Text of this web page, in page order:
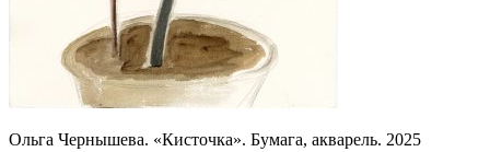
Ольга Чернышева. «Кисточка». Бумага, акварель. 2025